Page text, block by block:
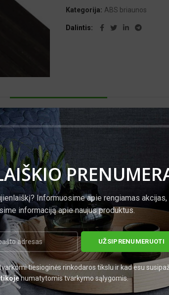
Informuosime apie rengiamas
informaciją apie naujus produktus.
tiesioginės rinkodaros tikslu ir kad esu
numatytomis tvarkymo sąlygomis.
Kategorija: ABS briaunos
Dalintis
PAPILDOMA INFORMACIJA